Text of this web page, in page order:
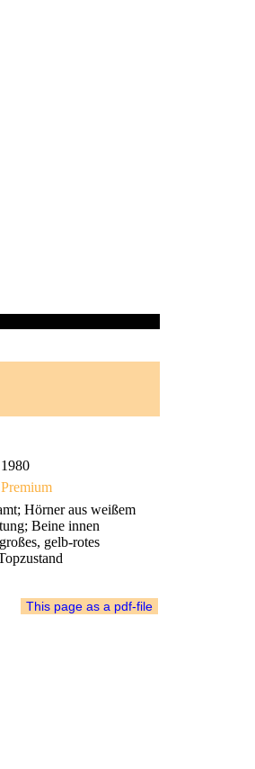
1980
Premium
Hörner aus weißem
Beine innen
gelb-rotes